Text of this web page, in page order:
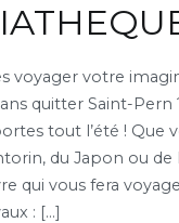
voyager votre
quitter Saint-
tout l’été ! Que
du Japon ou de
qui vous fera
: […]